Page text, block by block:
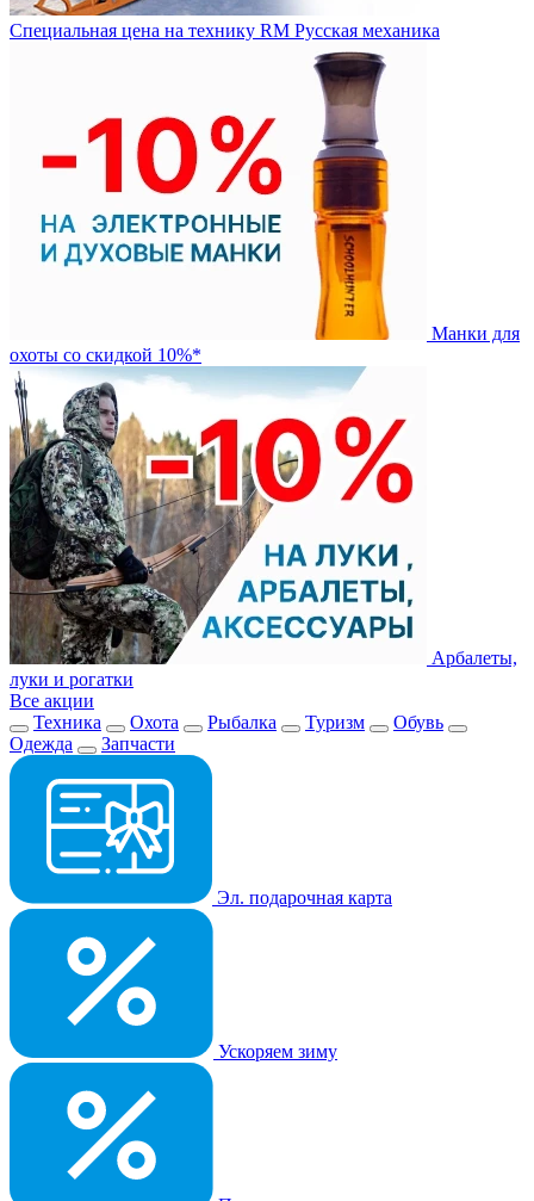
Специальная цена на технику RM Русская механика
Манки для
охоты со скидкой 10%*
Арбалеты,
луки и рогатки
Все акции
Техника
Охота Рыбалка Туризм
Обувь
Одежда
Запчасти
Эл. подарочная карта
Ускоряем зиму